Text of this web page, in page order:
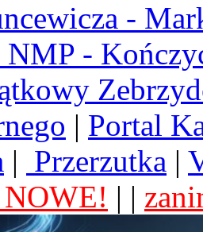
-
-
| Portal
| Przerzutka |
| |